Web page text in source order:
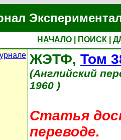
НАЧАЛО ПОИСК
ЖЭТФ, Том
(Английский
1960 )
Статья
переводе.